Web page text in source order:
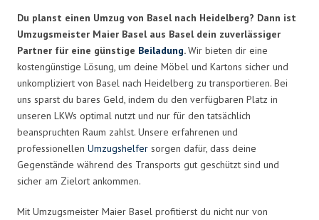
Du planst einen Umzug von Basel nach Heidelberg? Dann ist
Umzugsmeister Maier Basel aus Basel dein zuverlässiger
Partner für eine günstige Beiladung.Wir bieten dir eine
kostengünstige Lösung, um deine Möbel und Kartons sicher und
unkompliziert von Basel nach Heidelberg zu transportieren. Bei
uns sparst du bares Geld, indem du den verfügbaren Platz in
unseren LKWs optimal nutzt und nur für den tatsächlich
beanspruchten Raum zahlst. Unsere erfahrenen und
professionellen Umzugshelfer sorgen dafür, dass deine
Gegenstände während des Transports gut geschützt sind und
sicher am Zielort ankommen.
Mit Umzugsmeister Maier Basel profitierst du nicht nur von